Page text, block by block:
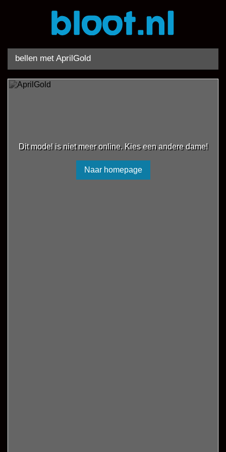
bellen met AprilGold
Dit model is niet meer online. Kies een andere dame!
Naar homepage